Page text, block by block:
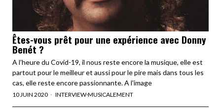
Êtes-vous prêt pour une expérience avec Donny
Benét ?
A l’heure du Covid-19, il nous reste encore la musique, elle est
partout pour le meilleur et aussi pour le pire mais dans tous les
cas, elle reste encore passionnante. A l'image
10 JUIN 2020 INTERVIEW·MUSICALEMENT